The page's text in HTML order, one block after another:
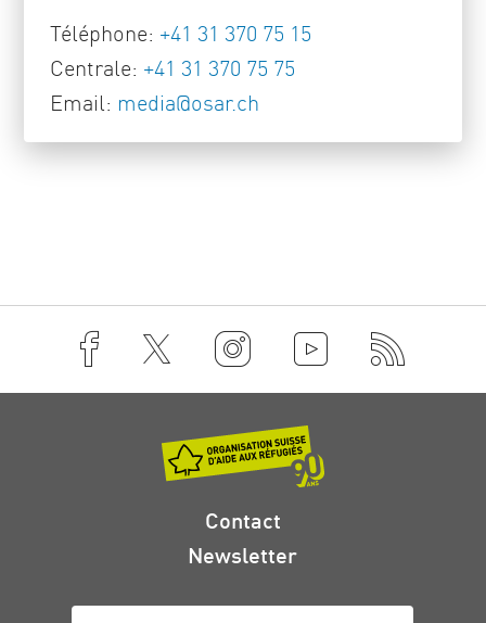
Téléphone: +41 31 370 75 15
Centrale: +41 31 370 75 75
Email: media@osar.ch
Contact
Newsletter